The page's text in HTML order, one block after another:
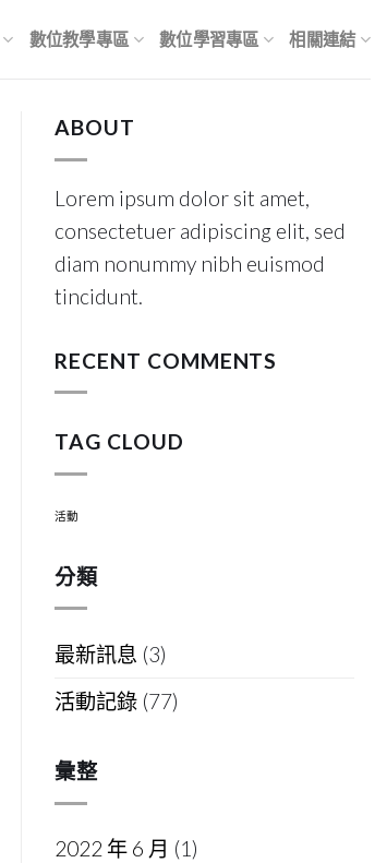
數位教學專區 數位學習專區 相關連結
ABOUT
Lorem ipsum dolor sit amet,
consectetuer adipiscing elit, sed
diam nonummy nibh euismod
tincidunt.
RECENT COMMENTS
TAG CLOUD
活動
分類
最新訊息 (3)
活動記錄 (77)
彙整
2022 年 6 月 (1)